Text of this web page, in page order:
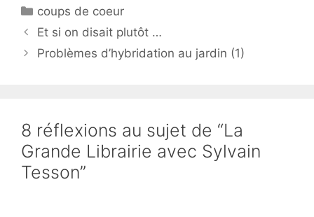
Catégories
coups de coeur
Et si on disait plutôt …
Problèmes d’hybridation au jardin (1)
8 réflexions au sujet de “La
Grande Librairie avec Sylvain
Tesson”